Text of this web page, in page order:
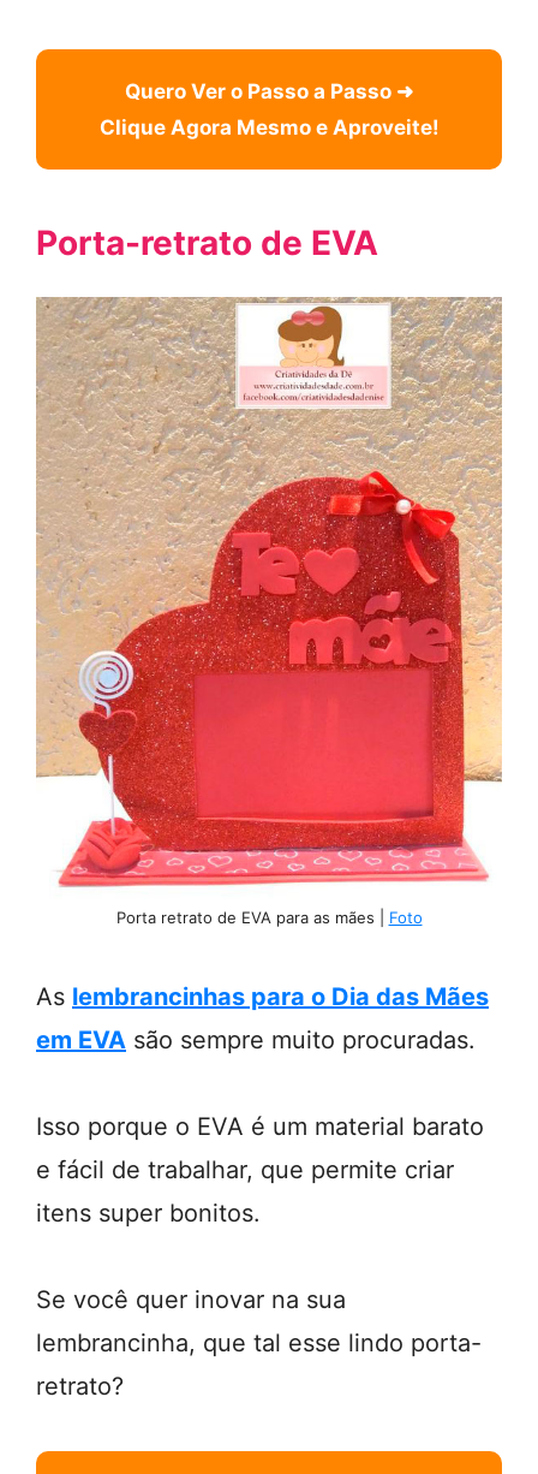
Quero Ver o Passo a Passo ➜
Clique Agora Mesmo e Aproveite!
Porta-retrato de EVA
Porta retrato de EVA para as mães | Foto
As lembrancinhas para o Dia das Mães
em EVA são sempre muito procuradas.
Isso porque o EVA é um material barato
e fácil de trabalhar, que permite criar
itens super bonitos.
Se você quer inovar na sua
lembrancinha, que tal esse lindo porta-
retrato?